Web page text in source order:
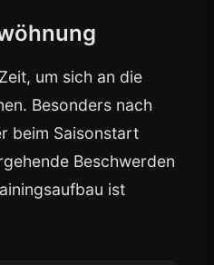
um sich an die
Besonders nach
beim Saisonstart
Beschwerden
ist